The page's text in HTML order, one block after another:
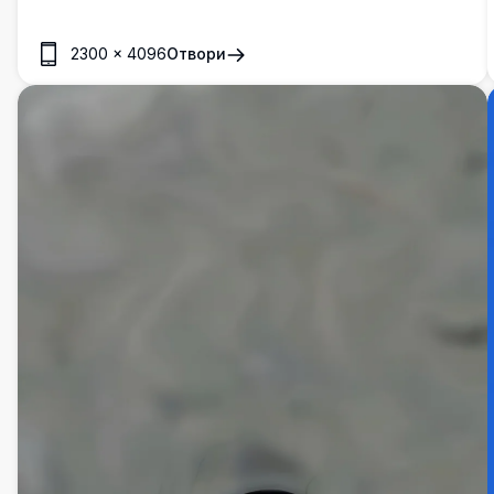
2300 × 4096Отвори